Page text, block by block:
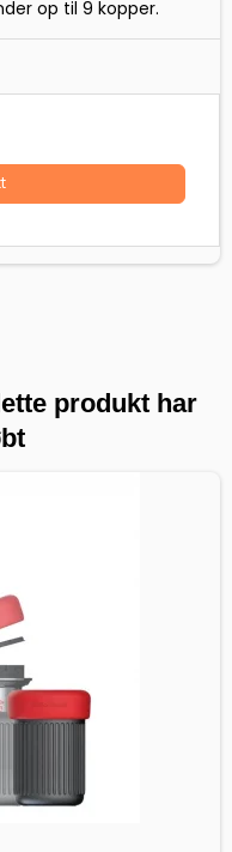
op til 9 kopper.
produkt har